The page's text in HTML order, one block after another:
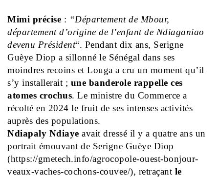
Mimi précise : “Département de Mbour,
département d’origine de l’enfant de Ndiaganiao
devenu Président“. Pendant dix ans, Serigne
Guèye Diop a sillonné le Sénégal dans ses
moindres recoins et Louga a cru un moment qu’il
s’y installerait ; une banderole rappelle ces
atomes crochus. Le ministre du Commerce a
récolté en 2024 le fruit de ses intenses activités
auprès des populations.
Ndiapaly Ndiaye avait dressé il y a quatre ans un
portrait émouvant de Serigne Guèye Diop
(https://gmetech.info/agrocopole-ouest-bonjour-
veaux-vaches-cochons-couvee/), retraçant le